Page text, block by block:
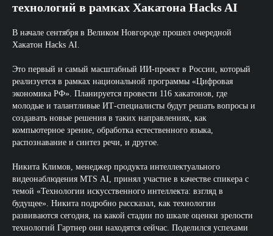
технологий в рамках Хакатона Hacks AI
В начале сентября в Великом Новгороде прошел очередной
Хакатон Hacks AI.
Это первый и самый масштабный ИИ-проект в России, который
реализуется в рамках национальной программы «Цифровая
экономика РФ». Планируется провести 116 хакатонов, где
молодые и талантливые ИТ-специалисты будут решать вопросы и
создавать новые решения в таких направлениях, как
компьютерное зрение, обработка естественного языка,
распознавание и синтез речи, и другое.
Никита Климов, менеджер продукта интеллектуального
видеонаблюдения MTS AI, принял участие в качестве спикера с
темой «Технологии искусственного интеллекта: взгляд в
будущее». Никита подробно рассказал, как технологии
развиваются сегодня, на какой стадии по шкале оценки зрелости
технологий Гартнер они находятся сейчас. Поделился успехами